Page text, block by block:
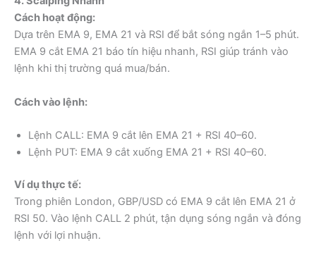
Cách hoạt động:
Dựa trên EMA 9, EMA 21 và RSI để bắt sóng ngắn 1–5 phút.
EMA 9 cắt EMA 21 báo tín hiệu nhanh, RSI giúp tránh vào
lệnh khi thị trường quá mua/bán.
Cách vào lệnh:
Lệnh CALL: EMA 9 cắt lên EMA 21 + RSI 40–60.
Lệnh PUT: EMA 9 cắt xuống EMA 21 + RSI 40–60.
Ví dụ thực tế:
Trong phiên London, GBP/USD có EMA 9 cắt lên EMA 21 ở
RSI 50. Vào lệnh CALL 2 phút, tận dụng sóng ngắn và đóng
lệnh với lợi nhuận.